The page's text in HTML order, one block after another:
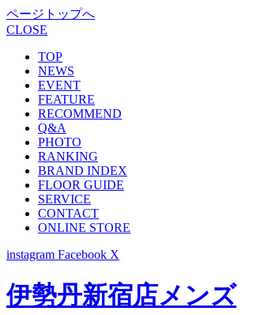
ページトップへ
CLOSE
TOP
NEWS
EVENT
FEATURE
RECOMMEND
Q&A
PHOTO
RANKING
BRAND INDEX
FLOOR GUIDE
SERVICE
CONTACT
ONLINE STORE
instagram Facebook X
伊勢丹新宿店メンズ